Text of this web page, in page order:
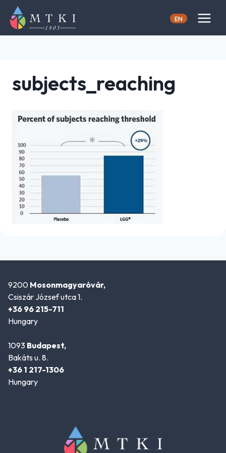
content
EN
subjects_reaching
9200 Mosonmagyaróvár,
Csiszár József utca 1.
+36 96 215-711
Hungary
1093 Budapest,
Bakáts u. 8.
+36 1 217-1306
Hungary